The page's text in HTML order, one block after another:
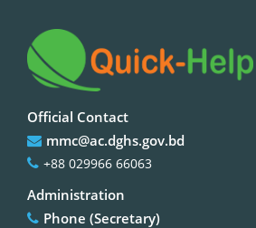
Official Contact
mmc@ac.dghs.gov.bd
+88 029966 66063
Administration
Phone (Secretary)